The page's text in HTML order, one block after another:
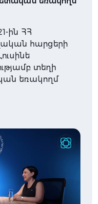
ին ՀՀ
հարցերի
տեղի
եռակողմ